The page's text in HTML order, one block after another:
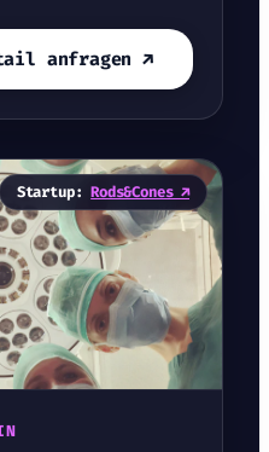
anfragen ↗
Startup:Rods&Cones ↗